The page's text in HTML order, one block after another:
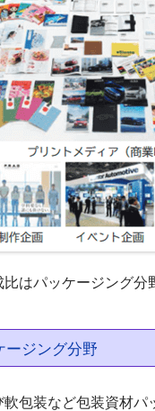
比はパッケージング分
ージング分野
軟包装など包装資材パ